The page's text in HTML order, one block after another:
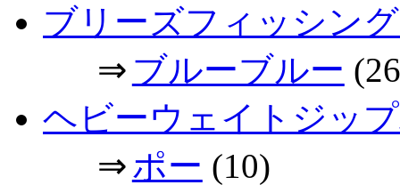
ブリーズフィッシン
⇒ ブルーブルー
ヘビーウェイトジッ
⇒ポー (10)